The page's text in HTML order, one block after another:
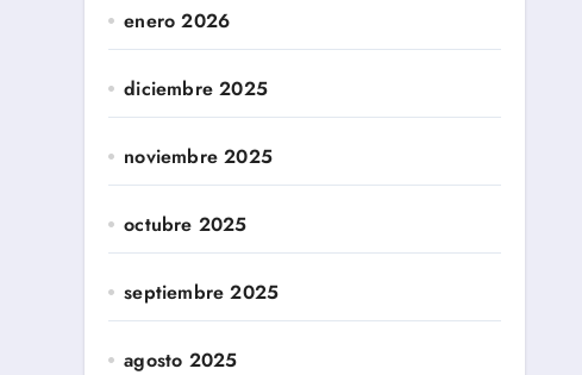
enero 2026
diciembre 2025
noviembre 2025
octubre 2025
septiembre 2025
agosto 2025